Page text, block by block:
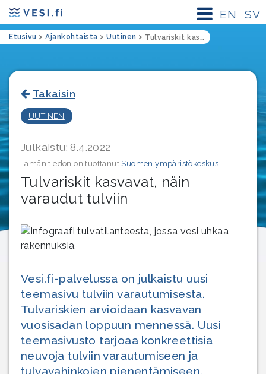
SV
EN
Etusivu > Ajankohtaista > Uutinen > Tulvariskit kasvavat, näin varaudut tulviin
Takaisin
UUTINEN
Julkaistu: 8.4.2022
Tämän tiedon on tuottanut Suomen ympäristökeskus
Tulvariskit kasvavat, näin
varaudut tulviin
Vesi.fi-palvelussa on julkaistu uusi
teemasivu tulviin varautumisesta.
Tulvariskien arvioidaan kasvavan
vuosisadan loppuun mennessä. Uusi
teemasivusto tarjoaa konkreettisia
neuvoja tulviin varautumiseen ja
tulvavahinkojen pienentämiseen.